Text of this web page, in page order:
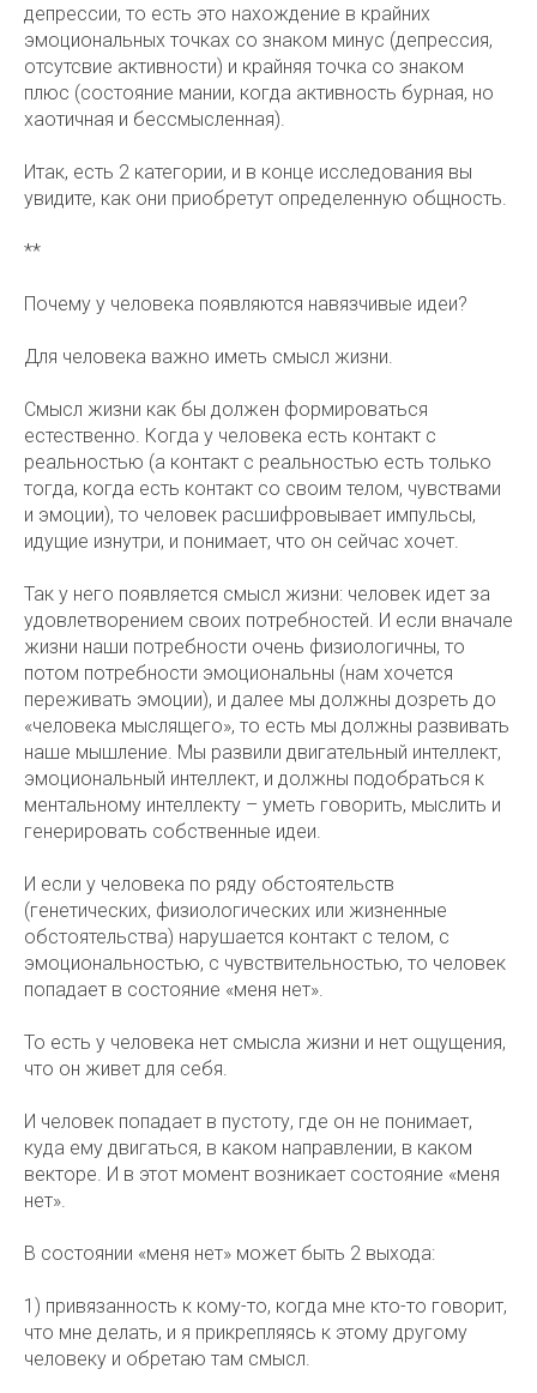
депрессии, то есть это нахождение в крайних
эмоциональных точках со знаком минус (депрессия,
отсутсвие активности) и крайняя точка со знаком
плюс (состояние мании, когда активность бурная, но
хаотичная и бессмысленная).
Итак, есть 2 категории, и в конце исследования вы
увидите, как они приобретут определенную общность.
**
Почему у человека появляются навязчивые идеи?
Для человека важно иметь смысл жизни.
Смысл жизни как бы должен формироваться
естественно. Когда у человека есть контакт с
реальностью (а контакт с реальностью есть только
тогда, когда есть контакт со своим телом, чувствами
и эмоции), то человек расшифровывает импульсы,
идущие изнутри, и понимает, что он сейчас хочет.
Так у него появляется смысл жизни: человек идет за
удовлетворением своих потребностей. И если вначале
жизни наши потребности очень физиологичны, то
потом потребности эмоциональны (нам хочется
переживать эмоции), и далее мы должны дозреть до
«человека мыслящего», то есть мы должны развивать
наше мышление. Мы развили двигательный интеллект,
эмоциональный интеллект, и должны подобраться к
ментальному интеллекту – уметь говорить, мыслить и
генерировать собственные идеи.
И если у человека по ряду обстоятельств
(генетических, физиологических или жизненные
обстоятельства) нарушается контакт с телом, с
эмоциональностью, с чувствительностью, то человек
попадает в состояние «меня нет».
То есть у человека нет смысла жизни и нет ощущения,
что он живет для себя.
И человек попадает в пустоту, где он не понимает,
куда ему двигаться, в каком направлении, в каком
векторе. И в этот момент возникает состояние «меня
нет».
В состоянии «меня нет» может быть 2 выхода:
1) привязанность к кому-то, когда мне кто-то говорит,
что мне делать, и я прикрепляясь к этому другому
человеку и обретаю там смысл.